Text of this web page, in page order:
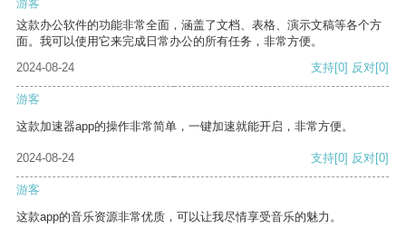
游客
这款办公软件的功能非常全面，涵盖了文档、表格、演示文稿等各个方
面。我可以使用它来完成日常办公的所有任务，非常方便。
2024-08-24
支持[0] 反对[0]
游客
这款加速器app的操作非常简单，一键加速就能开启，非常方便。
2024-08-24 支持[0] 反对[0]
游客
这款app的音乐资源非常优质，可以让我尽情享受音乐的魅力。